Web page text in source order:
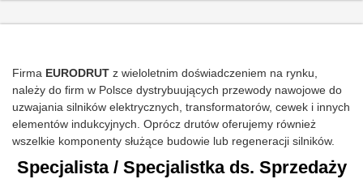
Firma EURODRUT z wieloletnim doświadczeniem na rynku,
należy do firm w Polsce dystrybuujących przewody nawojowe do
uzwajania silników elektrycznych, transformatorów, cewek i innych
elementów indukcyjnych. Oprócz drutów oferujemy również
wszelkie komponenty służące budowie lub regeneracji silników.
Specjalista / Specjalistka ds. Sprzedaży